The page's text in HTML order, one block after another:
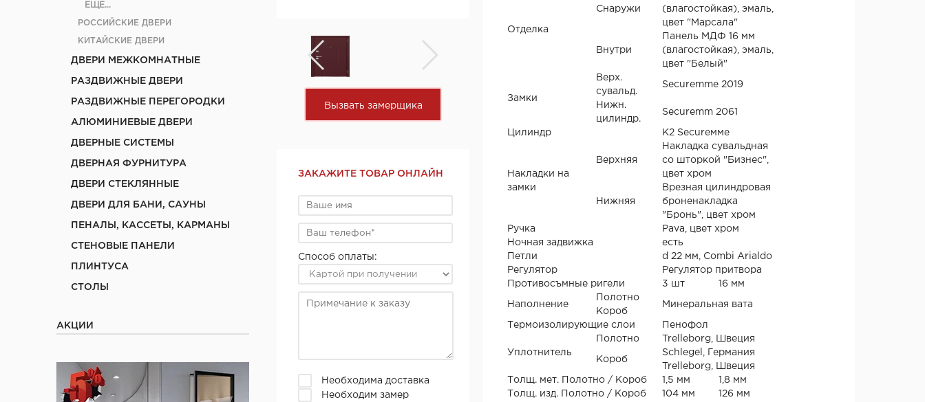
ЕЩЕ...
РОССИЙСКИЕ ДВЕРИ
КИТАЙСКИЕ ДВЕРИ
ДВЕРИ МЕЖКОМНАТНЫЕ
РАЗДВИЖНЫЕ ДВЕРИ
РАЗДВИЖНЫЕ ПЕРЕГОРОДКИ
АЛЮМИНИЕВЫЕ ДВЕРИ
ДВЕРНЫЕ СИСТЕМЫ
ДВЕРНАЯ ФУРНИТУРА
ДВЕРИ СТЕКЛЯННЫЕ
ДВЕРИ ДЛЯ БАНИ, САУНЫ
ПЕНАЛЫ, КАССЕТЫ, КАРМАНЫ
СТЕНОВЫЕ ПАНЕЛИ
ПЛИНТУСА
СТОЛЫ
АКЦИИ
Вызвать замерщика
ЗАКАЖИТЕ ТОВАР ОНЛАЙН
Способ оплаты:
Необходима доставка
Необходим замер
Отделка
Снаружи
(влагостойкая), эмаль,
цвет "Марсала"
Внутри
Панель МДФ 16 мм
(влагостойкая), эмаль,
цвет "Белый"
Замки
Верх.
сувальд.
Securemme 2019
Нижн.
цилиндр.
Securemm 2061
Цилиндр К2 Secureммe
Накладки на
замки
Верхняя
Накладка сувальдная
со шторкой "Бизнес",
цвет хром
Нижняя
Врезная цилиндровая
броненакладка
"Бронь", цвет хром
Ручка
Pava, цвет хром
Ночная задвижка
есть
Петли
d 22 мм, Combi Arialdo
Регулятор
Регулятор притвора
Противосъмные ригели
3 шт 16 мм
Наполнение
Полотно
Минеральная вата
Короб
Термоизолирующие слои
Пенофол
Уплотнитель
Полотно Trelleborg, Швеция
Короб
Schlegel, Германия
Trelleborg, Швеция
Толщ. мет. Полотно / Короб
1,5 мм
1,8 мм
Толщ. изд. Полотно / Короб
104 мм 126 мм